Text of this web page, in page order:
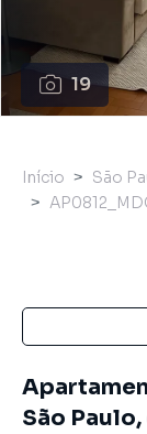
19
Início São
São